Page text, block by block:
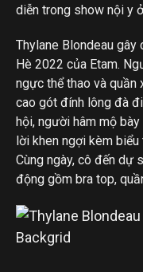
diễn trong show nội y
Thylane Blondeau gây
Hè 2022 của Etam.
ngực thể thao và quần
cao gót đính lông đà
hội, người hâm mộ
lời khen ngợi kèm
Cùng ngày, cô đến dự
động gồm bra top,